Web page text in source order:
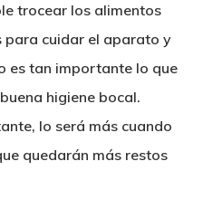
trocear los alimentos
para cuidar el aparato y
es tan importante lo que
higiene bocal.
lo será más cuando
quedarán más restos